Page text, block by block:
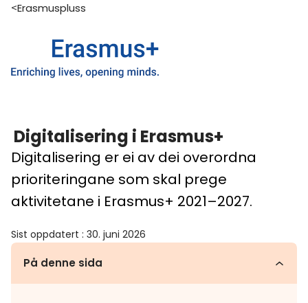
>Erasmuspluss
Digitalisering i Erasmus+
Digitalisering er ei av dei overordna
prioriteringane som skal prege
aktivitetane i Erasmus+ 2021–2027.
Sist oppdatert : 30. juni 2026
På denne sida